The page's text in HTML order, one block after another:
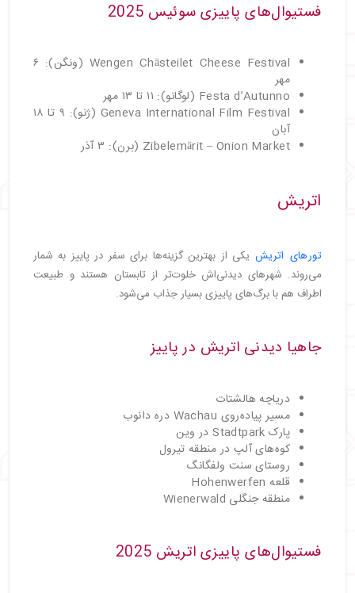
・نتیجه گیری
فستیوال‌های پاییزی سوئیس 2025
Wengen Chästeilet Cheese Festival (ونگن): ۶
مهر
Festa d’Autunno (لوگانو): ۱۱ تا ۱۳ مهر
Geneva International Film Festival (ژنو): ۹ تا ۱۸
آبان
Zibelemärit – Onion Market (برن): ۳ آذر
اتریش
تورهای اتریش یکی از بهترین گزینه‌ها برای سفر در پاییز به شمار
می‌روند. شهرهای دیدنی‌اش خلوت‌تر از تابستان هستند و طبیعت
اطراف هم با برگ‌های پاییزی بسیار جذاب می‌شود.
جاهیا دیدنی اتریش در پاییز
دریاچه هالشتات
مسیر پیاده‌روی Wachau دره دانوب
پارک Stadtpark در وین
کوه‌های آلپ در منطقه تیرول
روستای سنت ولفگانگ
قلعه Hohenwerfen
منطقه جنگلی Wienerwald
فستیوال‌های پاییزی اتریش 2025